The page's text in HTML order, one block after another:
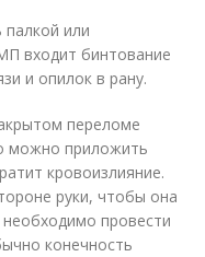
палкой или
входит бинтование
и опилок в рану.
переломе
можно приложить
кровоизлияние.
руки, чтобы она
провести
конечность